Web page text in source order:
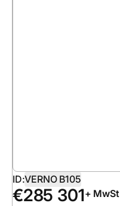
ID:VERNO B105
€285 301+ MwSt